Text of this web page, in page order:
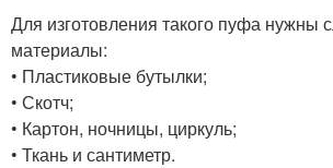
Для изготовления такого пуфа нужны
материалы:
• Пластиковые бутылки;
• Скотч;
• Картон, ночницы, циркуль;
• Ткань и сантиметр.